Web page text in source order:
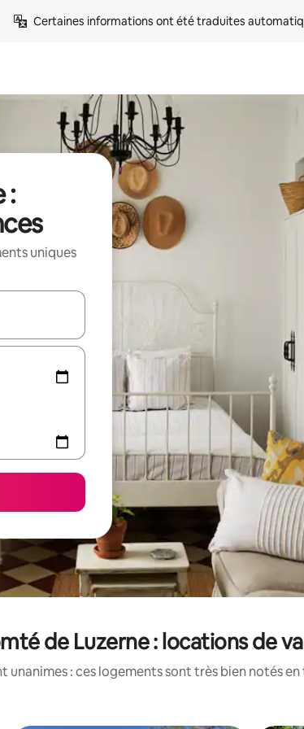
Certaines informations ont été traduites
:
uniques
les flèches vers le haut et vers le bas pour les
de Luzerne : locations de
unanimes : ces logements sont très bien notés